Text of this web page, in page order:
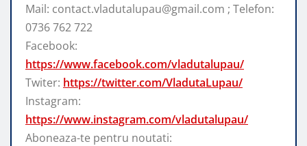
Mail: contact.vladutalupau@gmail.com ; Telefon:
0736 762 722
Facebook:
https://www.facebook.com/vladutalupau/
Twiter: https://twitter.com/VladutaLupau/
Instagram:
https://www.instagram.com/vladutalupau/
Aboneaza-te pentru noutati: